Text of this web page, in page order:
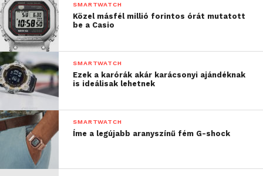
SMARTWATCH
Közel másfél millió forintos órát mutatott
be a Casio
SMARTWATCH
Ezek a karórák akár karácsonyi ajándéknak
is ideálisak lehetnek
SMARTWATCH
Íme a legújabb aranyszínű fém G-shock